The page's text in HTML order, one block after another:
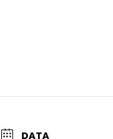
DATA